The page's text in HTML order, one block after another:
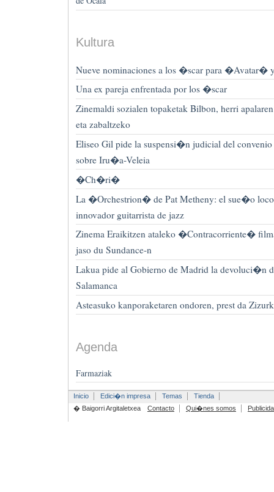
Kultura
Nueve nominaciones a los �scar para
Una ex pareja enfrentada por los �scar
Zinemaldi sozialen topaketak Bilbon, herri
eta zabaltzeko
Eliseo Gil pide la suspensi�n judicial del
sobre Iru�a-Veleia
�Ch�ri�
La �Orchestrion� de Pat Metheny: el sue�o loco
innovador guitarrista de jazz
Zinema Eraikitzen ataleko �Contracorriente�
jaso du Sundance-n
Lakua pide al Gobierno de Madrid la devoluci�n
Salamanca
Asteasuko kanporaketaren ondoren, prest da
Agenda
Farmaziak
Inicio Edici�n impresa Temas
Tienda
� Baigorri Argitaletxea
Contacto Qui�nes somos